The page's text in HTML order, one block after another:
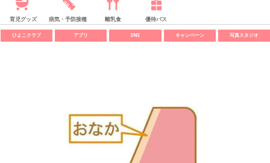
育児グッズ 病気・予防接種 離乳食 優待パス
ひよこクラブ アプリ SNS キャンペーン 写真スタジオ